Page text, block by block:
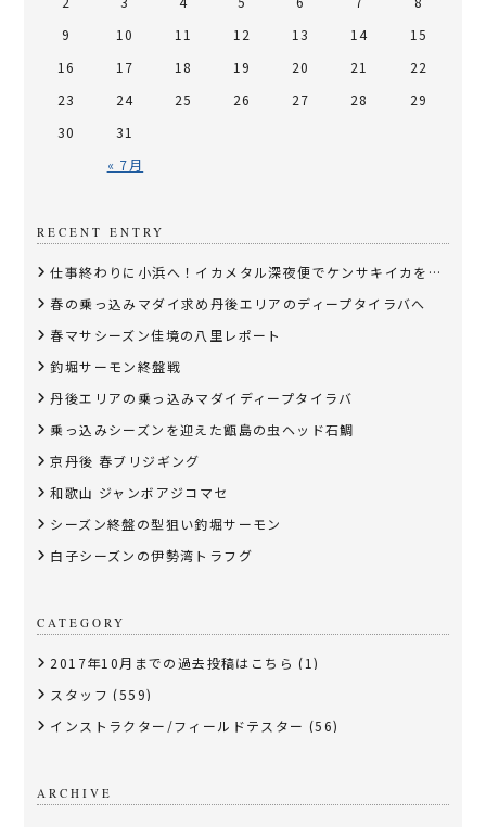
« 7月
9
10 11 12 13 14
15
16
17 18 19 20 21
22
23
24 25 26 27 28
29
30
31
RECENT ENTRY
仕事終わりに小浜へ！イカメタル深夜便でケンサキイカを狙う
春の乗っ込みマダイ求め丹後エリアのディープタイラバへ
春マサシーズン佳境の八里レポート
釣堀サーモン終盤戦
丹後エリアの乗っ込みマダイディープタイラバ
乗っ込みシーズンを迎えた甑島の虫ヘッド石鯛
京丹後 春ブリジギング
和歌山 ジャンボアジコマセ
シーズン終盤の型狙い釣堀サーモン
白子シーズンの伊勢湾トラフグ
CATEGORY
2017年10月までの過去投稿はこちら (1)
スタッフ (559)
インストラクター/フィールドテスター (56)
ARCHIVE